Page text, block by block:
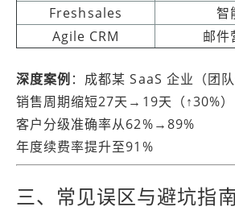
Freshsales
智
Agile CRM
邮件
深度案例 ：成都某 SaaS 企业（团
销售周期缩短27天→19天（↑30%）
客户分级准确率从62%→89%
年度续费率提升至91%
三、常见误区与避坑指